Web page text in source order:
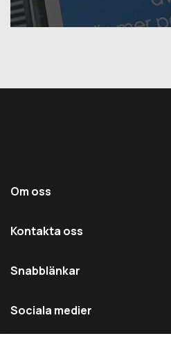
Om oss
Kontakta oss
Snabblänkar
Sociala medier